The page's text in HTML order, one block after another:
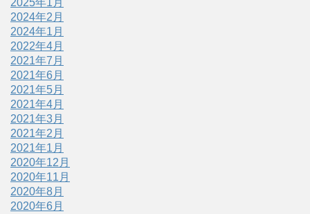
2025年1月
2024年2月
2024年1月
2022年4月
2021年7月
2021年6月
2021年5月
2021年4月
2021年3月
2021年2月
2021年1月
2020年12月
2020年11月
2020年8月
2020年6月